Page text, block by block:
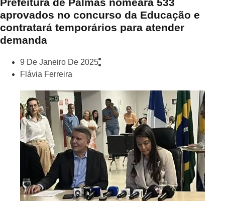
Prefeitura de Palmas nomeará 533
aprovados no concurso da Educação e
contratará temporários para atender
demanda
9 De Janeiro De 2025
Flávia Ferreira